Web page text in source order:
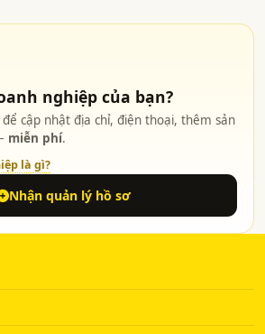
nghiệp của bạn?
cập nhật địa chỉ, điện thoại, thêm sản
miễn phí.
là gì?
Nhận quản lý hồ sơ